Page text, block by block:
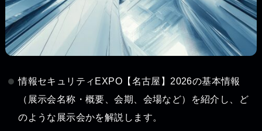
情報セキュリティEXPO【名古屋】2026の基本情報
（展示会名称・概要、会期、会場など）を紹介し、ど
のような展示会かを解説します。